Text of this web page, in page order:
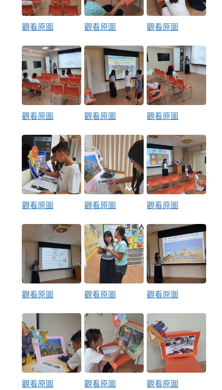
觀看原圖 觀看原圖 觀看原圖
觀看原圖 觀看原圖 觀看原圖
觀看原圖 觀看原圖 觀看原圖
觀看原圖 觀看原圖 觀看原圖
觀看原圖 觀看原圖 觀看原圖